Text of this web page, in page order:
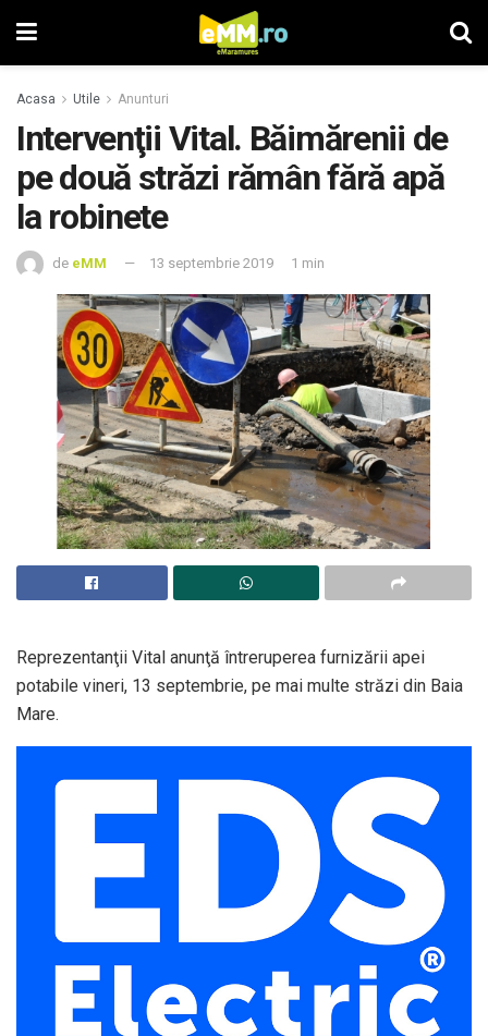
Acasa Utile Anunturi
Intervenţii Vital. Băimărenii de
pe două străzi rămân fără apă
la robinete
de eMM 13 septembrie 2019 1 min
Reprezentanţii Vital anunţă întreruperea furnizării apei
potabile vineri, 13 septembrie, pe mai multe străzi din Baia
Mare.